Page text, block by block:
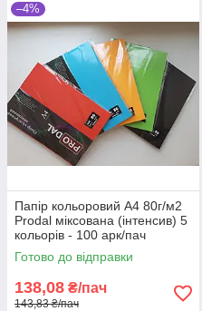
–4%
Папір кольоровий А4 80г/м2
Prodal міксована (інтенсив) 5
кольорів - 100 арк/пач
Готово до відправки
138,08 ₴/пач
143,83 ₴/пач